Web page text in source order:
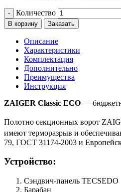
- Количество
В корзину
Заказать
Описание
Характеристики
Комплектация
Дополнительно
Преимущества
Инструкция
ZAIGER Classic ECO —
Полотно секционных ворот
имеют терморазрыв и
79, ГОСТ 31174-2003 и
Устройство:
Сэндвич-панель TECSEDO
Барабан